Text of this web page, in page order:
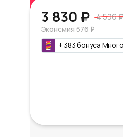
3 830 ₽ 4 506 ₽
Экономия 676 ₽
+ 383 бонуса